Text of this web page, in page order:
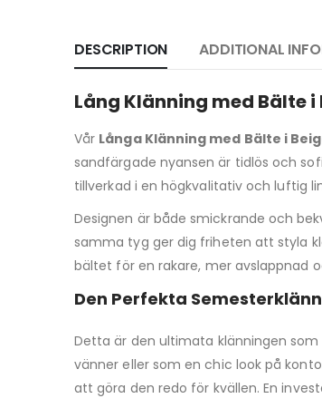
DESCRIPTION ADDITIONAL
Lång Klänning med Bälte i
Vår Långa Klänning med Bälte i
sandfärgade nyansen är tidlös och
tillverkad i en högkvalitativ och luftig
Designen är både smickrande och
samma tyg ger dig friheten att styla
bältet för en rakare, mer avslappnad
Den Perfekta
Detta är den ultimata klänningen
vänner eller som en chic look på
att göra den redo för kvällen. En